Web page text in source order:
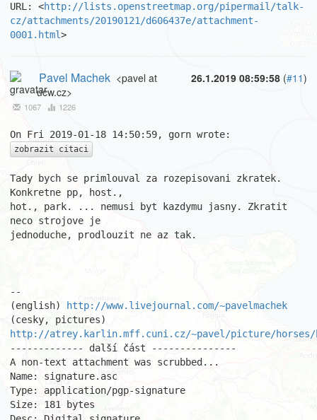
URL: <http://lists.openstreetmap.org/pipermail/talk-
cz/attachments/20190121/d606437e/attachment-
0001.html>
26.1.2019 08:59:58 (#11)
Pavel Machek <pavel at
ucw.cz>
1067 1226
zobrazit citaci
Tady bych se primlouval za rozepisovani zkratek.
Konkretne pp, host.,
hot., park. ... nemusi byt kazdymu jasny. Zkratit
neco strojove je
jednoduche, prodlouzit ne az tak.
--
(english)
http://www.livejournal.com/~pavelmachek
http://atrey.karlin.mff.cuni.cz/~pavel/picture/horses/
------------- další část ---------------
A non-text attachment was scrubbed...
Name: signature.asc
Type: application/pgp-signature
Size: 181 bytes